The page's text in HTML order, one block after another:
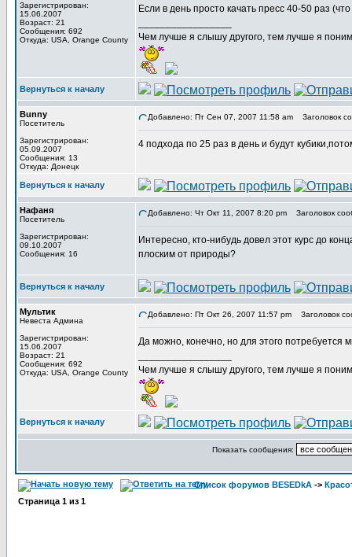
Зарегистрирован:
15.06.2007
Возраст: 21
Сообщения: 692
Откуда: USA, Orange County
Если в день просто качать пресс 40-50 раз
Чем лучше я слышу другого, тем лучше я
Вернуться к началу
Bunny
Посетитель
Зарегистрирован:
05.09.2007
Сообщения: 13
Откуда: Донецк
Добавлено: Пт Сен 07, 2007 11:58 am Заголовок
4 подхода по 25 раз в день и будут
Вернуться к началу
Нафаня
Посетитель
Зарегистрирован:
09.10.2007
Сообщения: 16
Добавлено: Чт Окт 11, 2007 8:20 pm Заголовок
Интересно, кто-нибудь довел этот курс до
плоским от природы?
Вернуться к началу
Мультик
Невеста Админа
Зарегистрирован:
15.06.2007
Возраст: 21
Сообщения: 692
Откуда: USA, Orange County
Добавлено: Пт Окт 26, 2007 11:57 pm Заголовок
Да можно, конечно, но для этого потребуется
Чем лучше я слышу другого, тем лучше я
Вернуться к началу
Показать сообщения:
Список форумов BESEDkA ->
Страница 1 из 1